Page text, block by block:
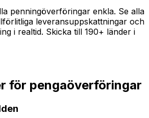
penningöverföringar enkla. Se alla
leveransuppskattningar och
i realtid. Skicka till 190+ länder i
för pengaöverföringar